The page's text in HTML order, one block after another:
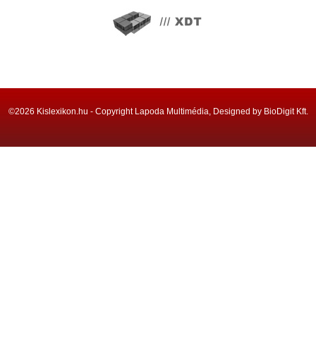
©2026 Kislexikon.hu - Copyright Lapoda Multimédia, Designed by BioDigit Kft.